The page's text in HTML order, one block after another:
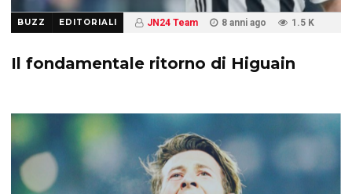
BUZZ EDITORIALI JN24 Team 8 anni ago 1.5 K
Il fondamentale ritorno di Higuain